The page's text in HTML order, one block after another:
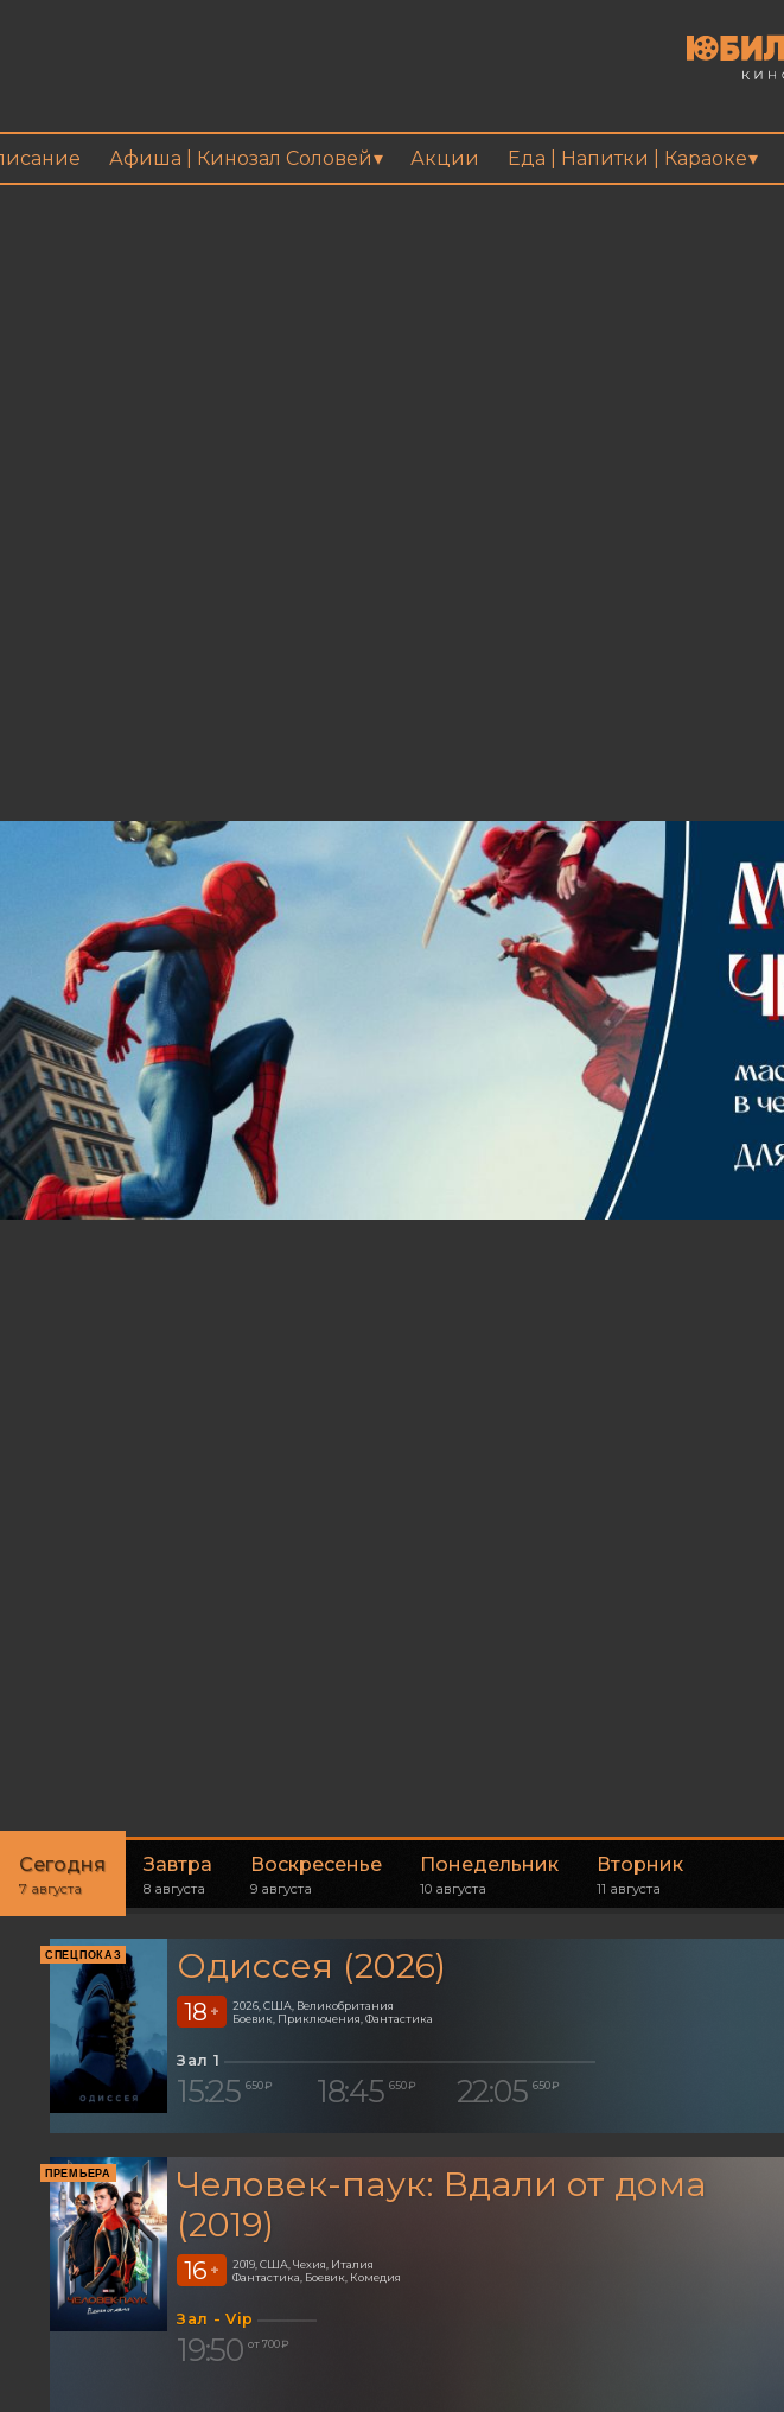
Афиша | Кинозал Соловей Акции Еда | Напитки | Караоке
Сегодня
7 августа
Завтра
8 августа
Воскресенье
9 августа
Понедельник
10 августа
Вторник
11 августа
СПЕЦПОКАЗ Одиссея (2026)
18 +
2026, США, Великобритания
Боевик, Приключения, Фантастика
Зал 1
15:25 650 ₽ 18:45 650 ₽ 22:05 650 ₽
ПРЕМЬЕРА
Человек-паук: Вдали от дома
(2019)
16 +
2019, США, Чехия, Италия
Фантастика, Боевик, Комедия
Зал - Vip
19:50 от 700 ₽